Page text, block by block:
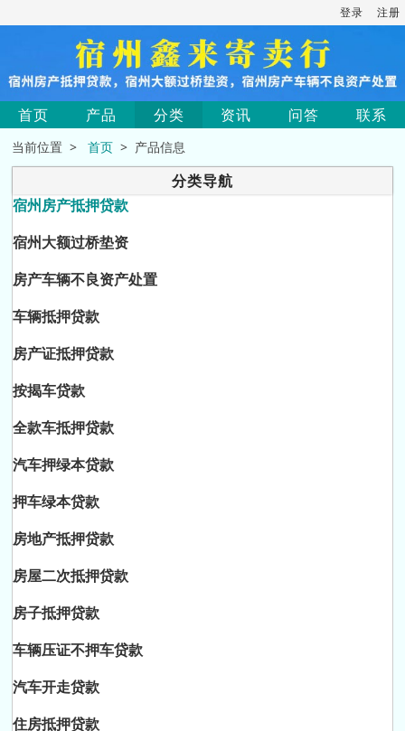
登录 注册
首页 产品 分类 资讯 问答 联系
当前位置 >首页 > 产品信息
分类导航
宿州房产抵押贷款
宿州大额过桥垫资
房产车辆不良资产处置
车辆抵押贷款
房产证抵押贷款
按揭车贷款
全款车抵押贷款
汽车押绿本贷款
押车绿本贷款
房地产抵押贷款
房屋二次抵押贷款
房子抵押贷款
车辆压证不押车贷款
汽车开走贷款
住房抵押贷款